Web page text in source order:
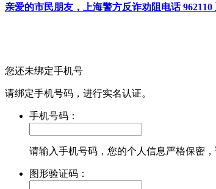
亲爱的市民朋友，上海警方反诈劝阻电话
您还未绑定手机号
请绑定手机号码，进行实名认证。
手机号码：
请输入手机号码，您的个人信息严格保密
图形验证码：